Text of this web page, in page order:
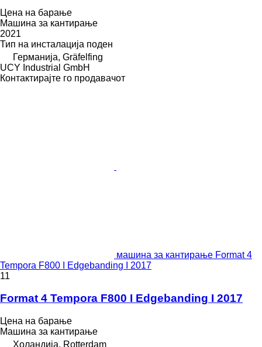
Цена на барање
Машина за кантирање
2021
Тип на инсталација поден
Германија, Gräfelfing
UCY Industrial GmbH
Контактирајте го продавачот
машина за кантирање Format 4
Tempora F800 I Edgebanding I 2017
11
Format 4 Tempora F800 I Edgebanding I 2017
Цена на барање
Машина за кантирање
Холандија, Rotterdam